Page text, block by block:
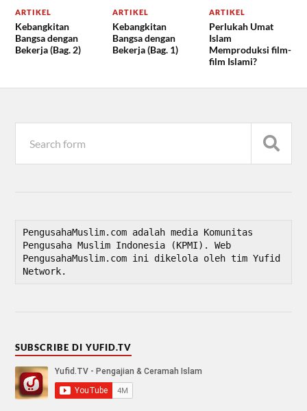
ARTIKEL
Kebangkitan
Bangsa dengan
Bekerja (Bag. 2)
ARTIKEL
Kebangkitan
Bangsa dengan
Bekerja (Bag. 1)
ARTIKEL
Perlukah Umat
Islam
Memproduksi film-
film Islami?
PengusahaMuslim.com adalah media Komunitas
Pengusaha Muslim Indonesia (KPMI). Web
PengusahaMuslim.com ini dikelola oleh tim Yufid
Network.
SUBSCRIBE DI YUFID.TV